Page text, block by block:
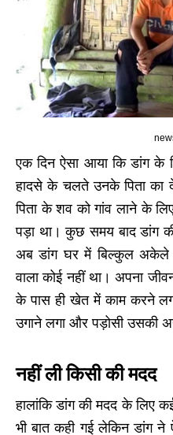
एक दिन ऐसा आया कि डांग के
हादसे के चलते उनके पिता का
पिता के शव को गांव लाने के
पड़ा था। कुछ समय बाद डांग
अब डांग घर में बिल्कुल
वाला कोई नहीं था। अपना
के पास ही खेत में काम करने
उगाने लगा और पड़ोसी उसकी
नहीं ली किसी की मदद
हालांकि डांग की मदद के
भी बात कही गई लेकिन डांग